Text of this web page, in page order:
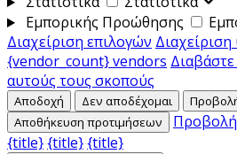
Εμπορικής Προώθησης
Διαχείριση επιλογών
{vendor_count} vendors
αυτούς τους σκοπούς
Αποδοχή Δεν αποδέχομαι
Αποθήκευση προτιμήσεων
{title}{title}{title}